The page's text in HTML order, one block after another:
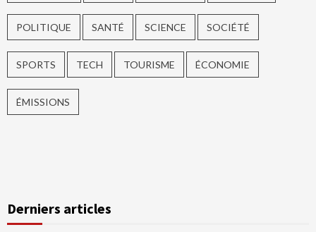
POLITIQUE SANTÉ SCIENCE SOCIÉTÉ
SPORTS TECH TOURISME ÉCONOMIE
ÉMISSIONS
Derniers articles